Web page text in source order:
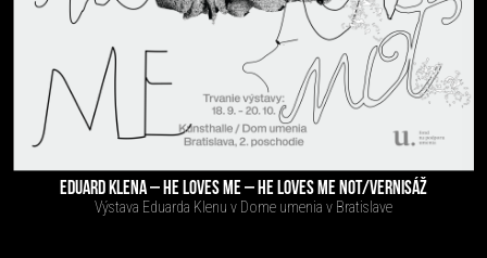
EDUARD KLENA – HE LOVES ME – HE LOVES ME NOT/VERNISÁŽ
Výstava Eduarda Klenu v Dome umenia v Bratislave